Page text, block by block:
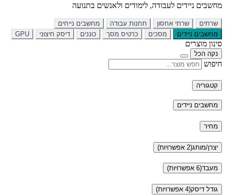
מחשבים ניידים לעבודה, לימודים ולאנשים בתנועה
שרתים שרתי אחסון תחנות עבודה
מחשבים נייחים
מחשבים ניידים
מסכים כרטיס מסך כוננים דיסק חיצוני GPU
סינון מוצרים
נקה הכל
חיפוש
קטגוריה
מחשבים ניידים
מחיר
יצרן/מותג(2 אפשרויות)
מעבד(6 אפשרויות)
גודל דיסק(4 אפשרויות)